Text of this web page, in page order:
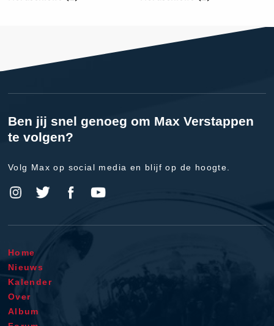
Ben jij snel genoeg om Max Verstappen
te volgen?
Volg Max op social media en blijf op de hoogte.
Home
Nieuws
Kalender
Over
Album